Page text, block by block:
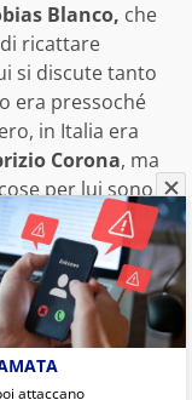
Blanco, che
ricattare
si discute tanto
era pressoché
in Italia era
Corona, ma
per lui sono
alto 1.83 cm, ha
43 di
qualche
di Bush a
nel 2007 a
nel 2006 è
attaccano